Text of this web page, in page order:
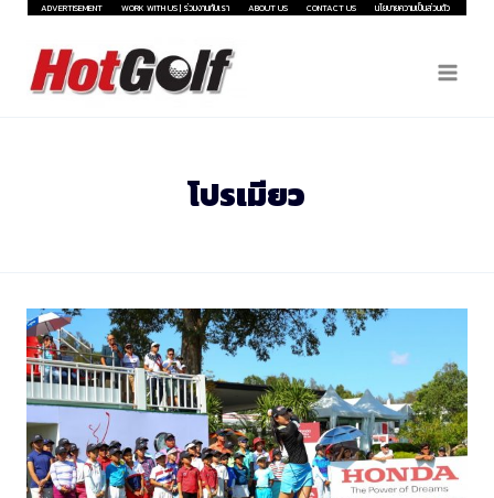
Skip
content
ADVERTISEMENT WORK WITH US | ร่วมงานกับเรา ABOUT US CONTACT US นโยบายความเป็นส่วนตัว
โปรเมียว